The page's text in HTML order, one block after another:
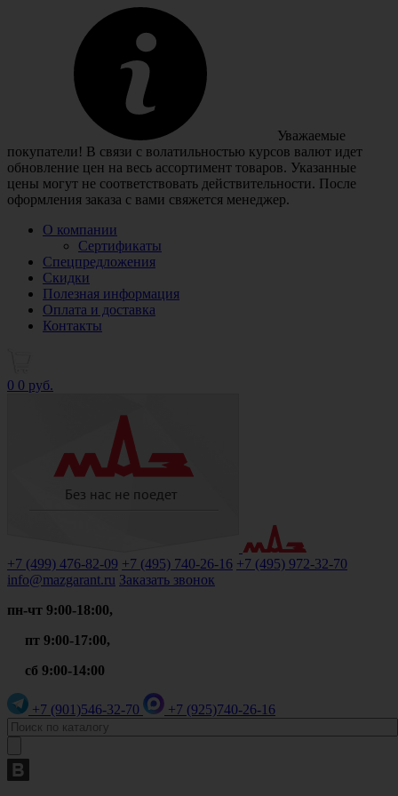
Уважаемые
покупатели! В связи с волатильностью курсов валют идет
обновление цен на весь ассортимент товаров. Указанные
цены могут не соответствовать действительности. После
оформления заказа с вами свяжется менеджер.
О компании
Сертификаты
Спецпредложения
Скидки
Полезная информация
Оплата и доставка
Контакты
0 0 руб.
+7 (499) 476-82-09 +7 (495) 740-26-16 +7 (495) 972-32-70
info@mazgarant.ru Заказать звонок
пн-чт 9:00-18:00,
пт 9:00-17:00,
сб 9:00-14:00
+7 (901)546-32-70 +7 (925)740-26-16